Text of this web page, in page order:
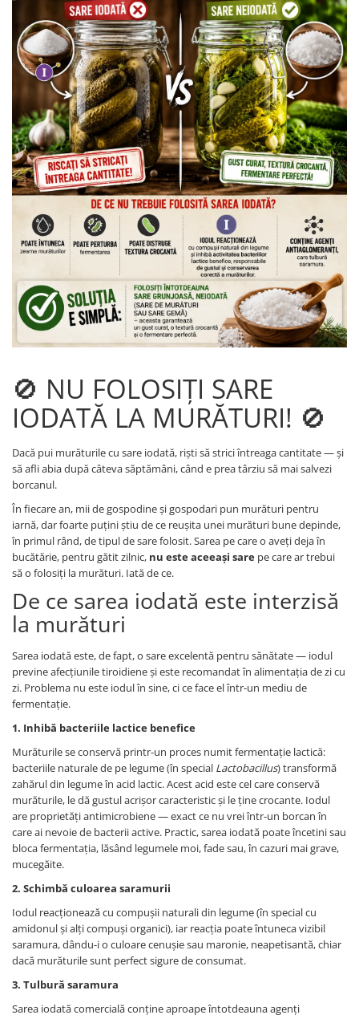
GAL
GOODWILL
HERBAL SWISS
HERBARIA
HERBIOVIT
HERBS OF HEAVEN
Hymato
LOT OF HERB
Nature Cookta
NIZORAL
SALVUS
VITALBERT
VITAMIN BOTTLE
🚫 NU FOLOSIȚI SARE
IODATĂ LA MURĂTURI! 🚫
Dacă pui murăturile cu sare iodată, riști să strici întreaga cantitate — și
să afli abia după câteva săptămâni, când e prea târziu să mai salvezi
borcanul.
În fiecare an, mii de gospodine și gospodari pun murături pentru
iarnă, dar foarte puțini știu de ce reușita unei murături bune depinde,
în primul rând, de tipul de sare folosit. Sarea pe care o aveți deja în
bucătărie, pentru gătit zilnic, nu este aceeași sare pe care ar trebui
să o folosiți la murături. Iată de ce.
De ce sarea iodată este interzisă
la murături
Sarea iodată este, de fapt, o sare excelentă pentru sănătate — iodul
previne afecțiunile tiroidiene și este recomandat în alimentația de zi cu
zi. Problema nu este iodul în sine, ci ce face el într-un mediu de
fermentație.
1. Inhibă bacteriile lactice benefice
Murăturile se conservă printr-un proces numit fermentație lactică:
bacteriile naturale de pe legume (în special Lactobacillus) transformă
zahărul din legume în acid lactic. Acest acid este cel care conservă
murăturile, le dă gustul acrișor caracteristic și le ține crocante. Iodul
are proprietăți antimicrobiene — exact ce nu vrei într-un borcan în
care ai nevoie de bacterii active. Practic, sarea iodată poate încetini sau
bloca fermentația, lăsând legumele moi, fade sau, în cazuri mai grave,
mucegăite.
2. Schimbă culoarea saramurii
Iodul reacționează cu compușii naturali din legume (în special cu
amidonul și alți compuși organici), iar reacția poate întuneca vizibil
saramura, dându-i o culoare cenușie sau maronie, neapetisantă, chiar
dacă murăturile sunt perfect sigure de consumat.
3. Tulbură saramura
Sarea iodată comercială conține aproape întotdeauna agenți